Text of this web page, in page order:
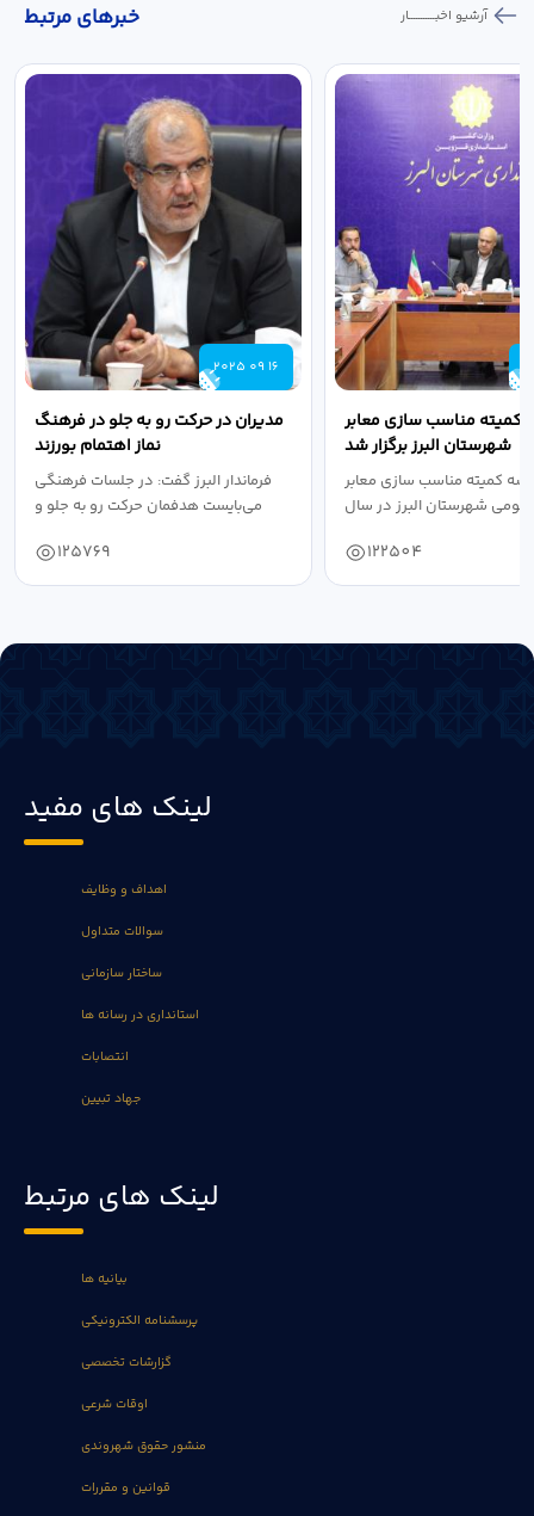
خبر‌های مرتبط آرشیو اخبـــــــــــار
2025 09 16
مدیران در حرکت رو به جلو در فرهنگ
نماز اهتمام بورزند
فرماندار البرز گفت: در جلسات فرهنگی
می‌بایست هدفمان حرکت رو به جلو و
125769
کمیته مناسب سازی معابر
شهرستان البرز برگزار شد
کمیته مناسب سازی معابر
شهرستان البرز در سال
122504
لینک های مفید
اهداف و وظایف
سوالات متداول
ساختار سازمانی
استانداری در رسانه ها
انتصابات
جهاد تبیین
لینک های مرتبط
بیانیه ها
پرسشنامه الکترونیکی
گزارشات تخصصی
اوقات شرعی
منشور حقوق شهروندی
قوانین و مقررات